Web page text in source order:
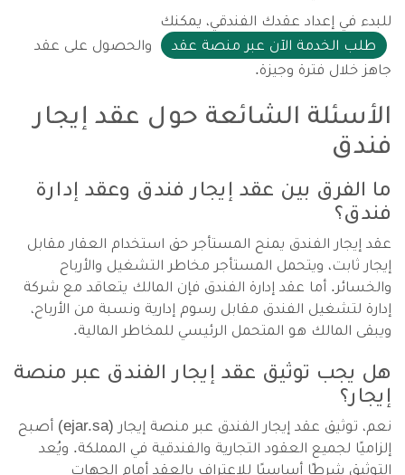
للبدء في إعداد عقدك الفندقي، يمكنك
طلب الخدمة الآن عبر منصة عقد
والحصول على عقد
جاهز خلال فترة وجيزة.
الأسئلة الشائعة حول عقد إيجار
فندق
ما الفرق بين عقد إيجار فندق وعقد إدارة
فندق؟
عقد إيجار الفندق يمنح المستأجر حق استخدام العقار مقابل
إيجار ثابت، ويتحمل المستأجر مخاطر التشغيل والأرباح
والخسائر. أما عقد إدارة الفندق فإن المالك يتعاقد مع شركة
إدارة لتشغيل الفندق مقابل رسوم إدارية ونسبة من الأرباح،
ويبقى المالك هو المتحمل الرئيسي للمخاطر المالية.
هل يجب توثيق عقد إيجار الفندق عبر منصة
إيجار؟
نعم، توثيق عقد إيجار الفندق عبر منصة إيجار (ejar.sa) أصبح
إلزاميًا لجميع العقود التجارية والفندقية في المملكة. ويُعد
التوثيق شرطًا أساسيًا للاعتراف بالعقد أمام الجهات